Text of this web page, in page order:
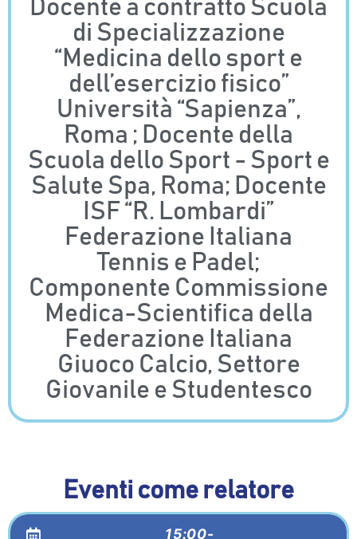
Docente a contratto Scuola
di Specializzazione
“Medicina dello sport e
dell’esercizio fisico”
Università “Sapienza”,
Roma ; Docente della
Scuola dello Sport - Sport e
Salute Spa, Roma; Docente
ISF “R. Lombardi”
Federazione Italiana
Tennis e Padel;
Componente Commissione
Medica-Scientifica della
Federazione Italiana
Giuoco Calcio, Settore
Giovanile e Studentesco
Eventi come relatore
15:00-